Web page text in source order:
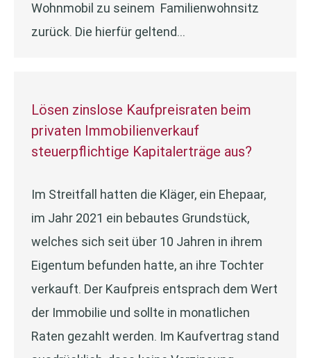
Wohnmobil zu seinem Familienwohnsitz
zurück. Die hierfür geltend…
Lösen zinslose Kaufpreisraten beim
privaten Immobilienverkauf
steuerpflichtige Kapitalerträge aus?
Im Streitfall hatten die Kläger, ein Ehepaar,
im Jahr 2021 ein bebautes Grundstück,
welches sich seit über 10 Jahren in ihrem
Eigentum befunden hatte, an ihre Tochter
verkauft. Der Kaufpreis entsprach dem Wert
der Immobilie und sollte in monatlichen
Raten gezahlt werden. Im Kaufvertrag stand